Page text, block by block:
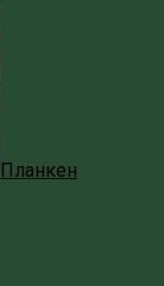
Планкен